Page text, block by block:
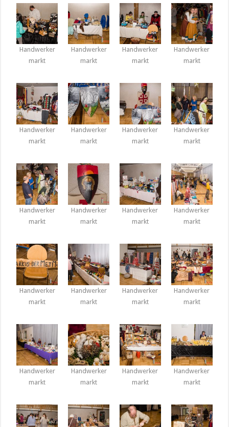
Handwerker
markt
Handwerker
markt
Handwerker
markt
Handwerker
markt
Handwerker
markt
Handwerker
markt
Handwerker
markt
Handwerker
markt
Handwerker
markt
Handwerker
markt
Handwerker
markt
Handwerker
markt
Handwerker
markt
Handwerker
markt
Handwerker
markt
Handwerker
markt
Handwerker
markt
Handwerker
markt
Handwerker
markt
Handwerker
markt